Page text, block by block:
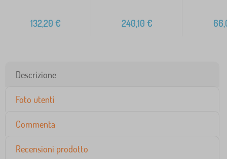
132,20 € 240,10 €
Descrizione
Foto utenti
Commenta
Recensioni prodotto